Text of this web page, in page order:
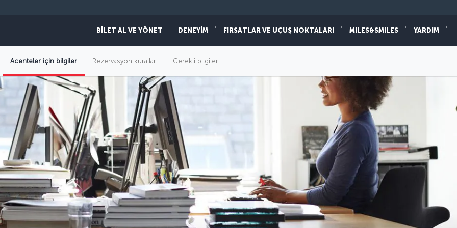
BİLET AL VE YÖNET DENEYİM FIRSATLAR VE UÇUŞ NOKTALARI MILES&SMILES YARDIM
Acenteler için bilgiler Rezervasyon kuralları Gerekli bilgiler